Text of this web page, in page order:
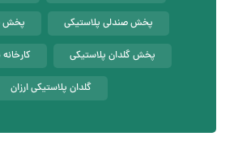
پخش صندلی پلاستیکی پخش
پخش گلدان پلاستیکی
گلدان پلاستیکی ارزان